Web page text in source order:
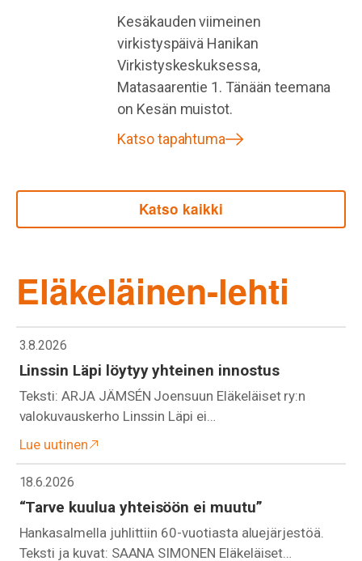
Kesäkauden viimeinen
virkistyspäivä Hanikan
Virkistyskeskuksessa,
Matasaarentie 1. Tänään teemana
on Kesän muistot.
Katso tapahtuma
Katso kaikki
Eläkeläinen-lehti
3.8.2026
Linssin Läpi löytyy yhteinen innostus
Teksti: ARJA JÄMSÉN Joensuun Eläkeläiset ry:n
valokuvauskerho Linssin Läpi ei…
Lue uutinen
18.6.2026
“Tarve kuulua yhteisöön ei muutu”
Hankasalmella juhlittiin 60-vuotiasta aluejärjestöä.
Teksti ja kuvat: SAANA SIMONEN Eläkeläiset…